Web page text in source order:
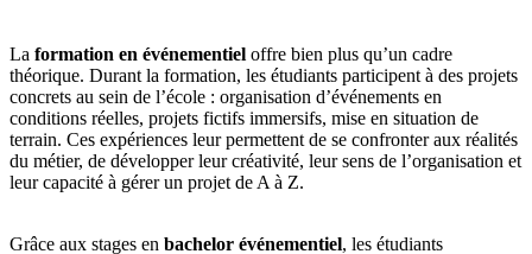
La formation en événementiel offre bien plus qu’un cadre
théorique. Durant la formation, les étudiants participent à des projets
concrets au sein de l’école : organisation d’événements en
conditions réelles, projets fictifs immersifs, mise en situation de
terrain. Ces expériences leur permettent de se confronter aux réalités
du métier, de développer leur créativité, leur sens de l’organisation et
leur capacité à gérer un projet de A à Z.
Grâce aux stages en bachelor événementiel, les étudiants